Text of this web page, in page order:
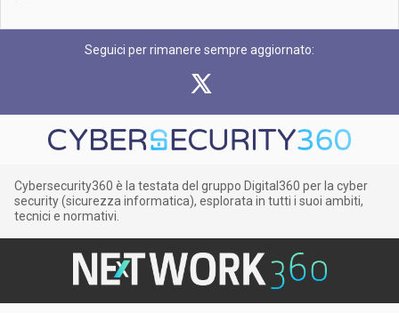
Seguici per rimanere sempre aggiornato:
Cybersecurity360 è la testata del gruppo Digital360 per la cyber
security (sicurezza informatica), esplorata in tutti i suoi ambiti,
tecnici e normativi.